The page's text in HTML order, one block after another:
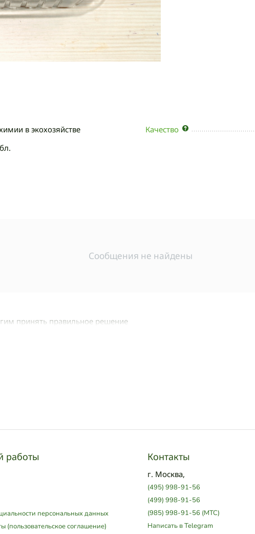
в экохозяйстве
Качество
Сообщения не найдены
принять правильное решение
работы
персональных данных
(пользовательское соглашение)
Контакты
г. Москва,
(495) 998-91-56
(499) 998-91-56
(985) 998-91-56 (МТС)
Написать в Telegram